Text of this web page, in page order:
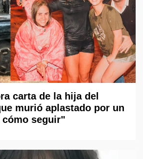
carta de la hija del
murió aplastado por un
seguir"